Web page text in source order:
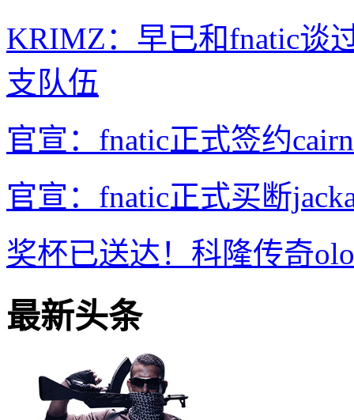
KRIMZ：早已和fnatic谈
支队伍
官宣：fnatic正式签约
官宣：fnatic正式买断
奖杯已送达！科隆传奇
最新头条